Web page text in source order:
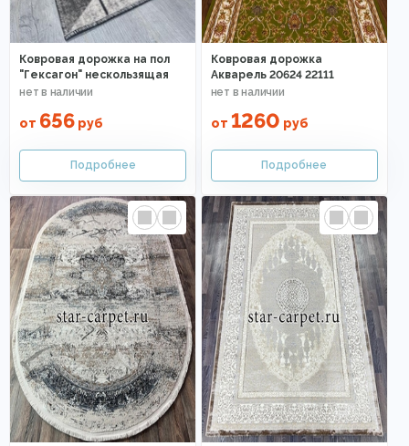
Ковровая дорожка на пол
"Гексагон" нескользящая
от 656 руб
Ковровая дорожка
Акварель 20624 22111
от 1260 руб